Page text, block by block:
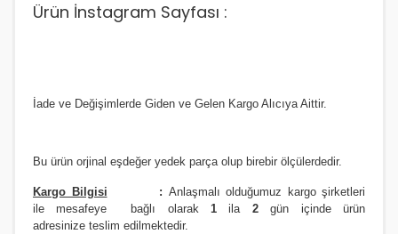
Ürün İnstagram Sayfası :
İade ve Değişimlerde Giden ve Gelen Kargo Alıcıya Aittir.
Bu ürün orjinal eşdeğer yedek parça olup birebir ölçülerdedir.
Kargo Bilgisi : Anlaşmalı olduğumuz kargo şirketleri
ile mesafeye bağlı olarak1 ila 2gün içinde ürün
adresinize teslim edilmektedir.